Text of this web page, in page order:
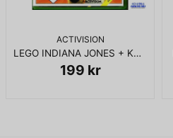
ACTIVISION
LEGO INDIANA JONES + KUNG FU PANDA XBOX 360
199 kr